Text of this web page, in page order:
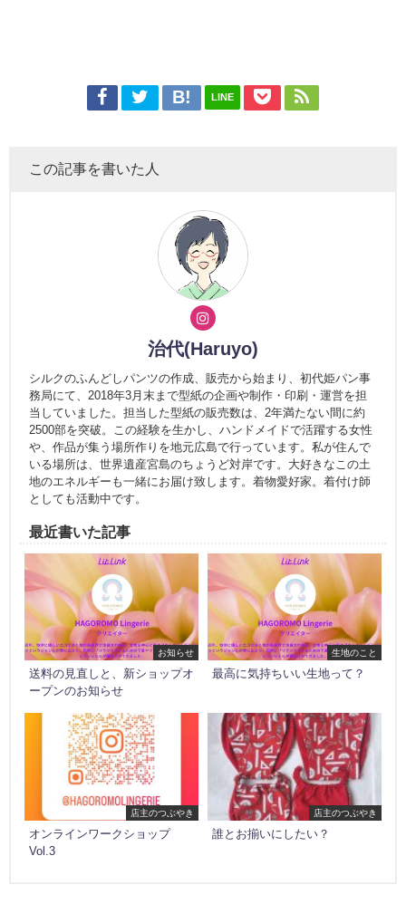
LINE
この記事を書いた人
治代(Haruyo)
シルクのふんどしパンツの作成、販売から始まり、初代姫パン事
務局にて、2018年3月末まで型紙の企画や制作・印刷・運営を担
当していました。担当した型紙の販売数は、2年満たない間に約
2500部を突破。この経験を生かし、ハンドメイドで活躍する女性
や、作品が集う場所作りを地元広島で行っています。私が住んで
いる場所は、世界遺産宮島のちょうど対岸です。大好きなこの土
地のエネルギーも一緒にお届け致します。着物愛好家。着付け師
としても活動中です。
最近書いた記事
お知らせ
送料の見直しと、新ショップオ
ープンのお知らせ
生地のこと
最高に気持ちいい生地って？
店主のつぶやき
オンラインワークショップ
Vol.3
店主のつぶやき
誰とお揃いにしたい？